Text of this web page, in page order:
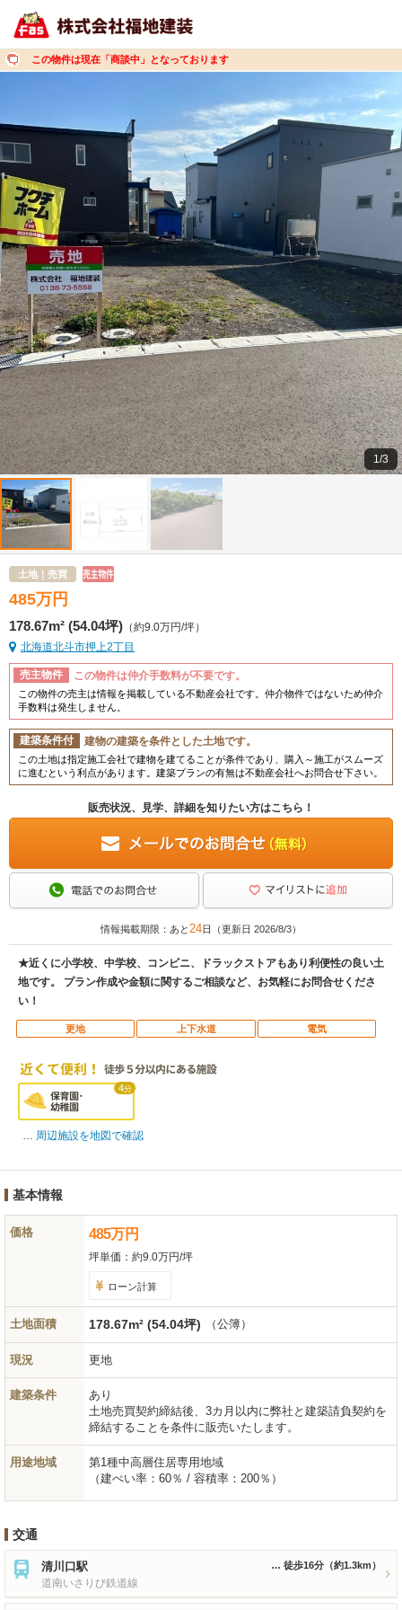
この物件は現在「商談中」となっております
1/3
土地｜売買
485万 円
178.67m² (54.04坪) （約9.0万円/坪）
北海道北斗市押上2丁目
売主物件 この物件は仲介手数料が不要です。
この物件の売主は情報を掲載している不動産会社です。仲介物件ではないため仲介
手数料は発生しません。
建築条件付 建物の建築を条件とした土地です。
この土地は指定施工会社で建物を建てることが条件であり、購入～施工がスムーズ
に進むという利点があります。建築プランの有無は不動産会社へお問合せ下さい。
販売状況、見学、詳細を知りたい方はこちら！
情報掲載期限：あと24日（更新日 2026/8/3）
★近くに小学校、中学校、コンビニ、ドラックストアもあり利便性の良い土
地です。 プラン作成や金額に関するご相談など、お気軽にお問合せくださ
い！
更地 上下水道 電気
4分
周辺施設を地図で確認
基本情報
価格 485万円
坪単価： 約9.0万円/坪
ローン計算
土地面積 178.67m² (54.04坪) （公簿）
現況 更地
建築条件
あり
土地売買契約締結後、3カ月以内に弊社と建築請負契約を
締結することを条件に販売いたします。
用途地域
第1種中高層住居専用地域
（建ぺい率：60％ / 容積率：200％）
交通
清川口駅
道南いさりび鉄道線
徒歩16分 （約1.3km）